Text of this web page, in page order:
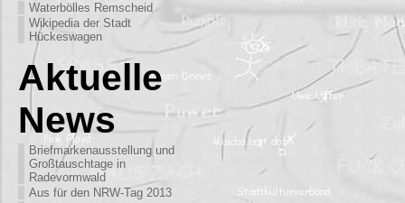
Waterbölles Remscheid
Wikipedia der Stadt
Hückeswagen
Aktuelle
News
Briefmarkenausstellung und
Großtauschtage in
Radevormwald
Aus für den NRW-Tag 2013